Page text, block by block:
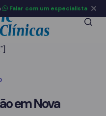
em Nova
Falar com um especialista